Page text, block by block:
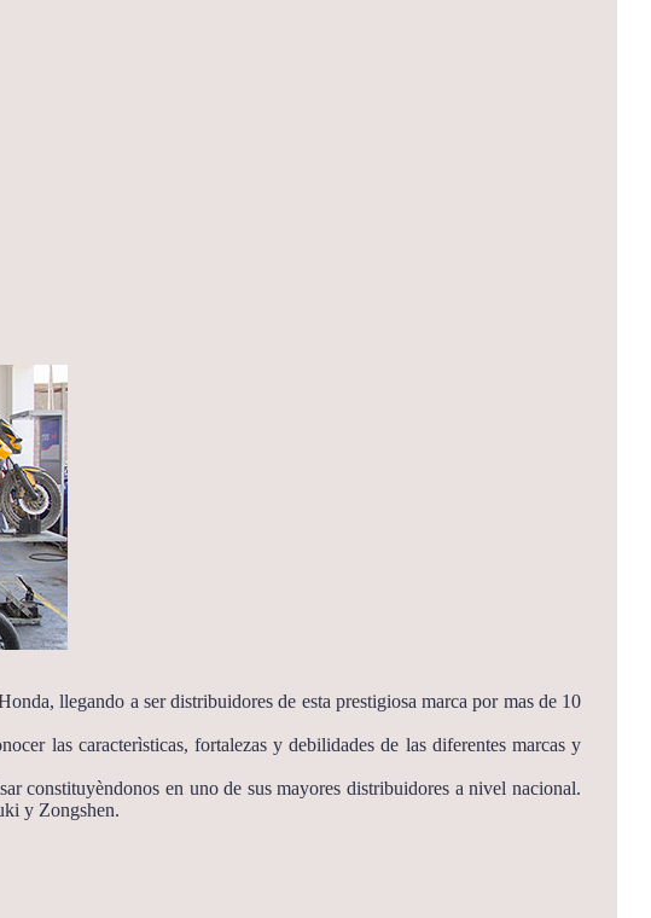
llegando a ser distribuidores de esta prestigiosa marca por mas de 10
las caracterìsticas, fortalezas y debilidades de las diferentes marcas y
constituyèndonos en uno de sus mayores distribuidores a nivel nacional.
y Zongshen.